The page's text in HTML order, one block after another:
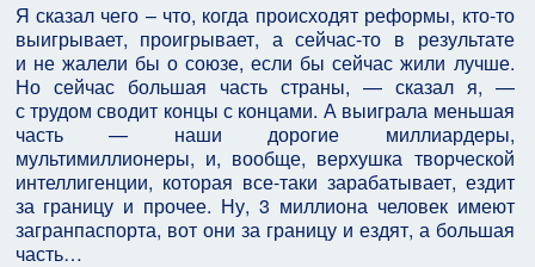
Я сказал чего – что, когда происходят реформы, кто-то
выигрывает, проигрывает, а сейчас-то в результате
и не жалели бы о союзе, если бы сейчас жили лучше.
Но сейчас большая часть страны, — сказал я, —
с трудом сводит концы с концами. А выиграла меньшая
часть — наши дорогие миллиардеры,
мультимиллионеры, и, вообще, верхушка творческой
интеллигенции, которая все-таки зарабатывает, ездит
за границу и прочее. Ну, 3 миллиона человек имеют
загранпаспорта, вот они за границу и ездят, а большая
часть…